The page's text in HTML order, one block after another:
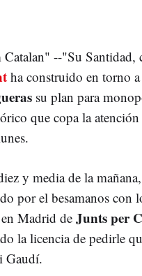
--"Su Santidad,
ha construido en torno a
su plan para
que copa la
y media de la
por el besamanos con
Madrid de Junts per
la licencia de pedirle
Gaudí.